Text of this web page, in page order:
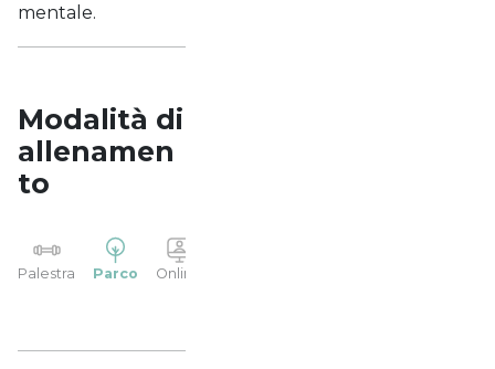
mentale.
Modalità di
allenamen
to
Palestra Parco Online